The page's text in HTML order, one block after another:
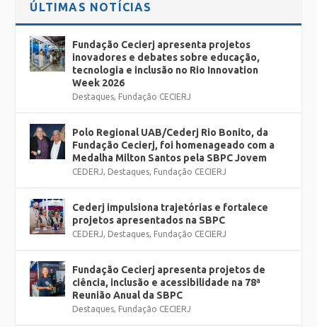
ÚLTIMAS NOTÍCIAS
Fundação Cecierj apresenta projetos
inovadores e debates sobre educação,
tecnologia e inclusão no Rio Innovation
Week 2026
Destaques, Fundação CECIERJ
Polo Regional UAB/Cederj Rio Bonito, da
Fundação Cecierj, foi homenageado com a
Medalha Milton Santos pela SBPC Jovem
CEDERJ, Destaques, Fundação CECIERJ
Cederj impulsiona trajetórias e fortalece
projetos apresentados na SBPC
CEDERJ, Destaques, Fundação CECIERJ
Fundação Cecierj apresenta projetos de
ciência, inclusão e acessibilidade na 78ª
Reunião Anual da SBPC
Destaques, Fundação CECIERJ